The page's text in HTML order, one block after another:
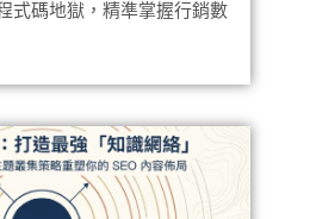
式碼地獄，精準掌握行銷數